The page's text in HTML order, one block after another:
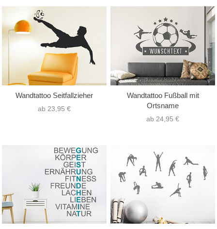
Wandtattoo Seitfallzieher
ab 23,95 €
Wandtattoo Fußball mit
Ortsname
ab 24,95 €